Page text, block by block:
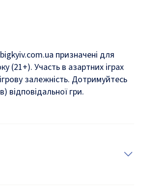
призначені для
(21+). Участь в азартних іграх
залежність. Дотримуйтесь
відповідальної гри.